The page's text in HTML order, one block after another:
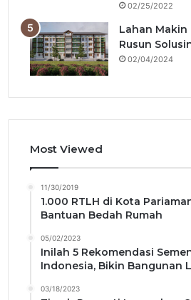
02/25/2022
Lahan Makin
Rusun
02/04/2024
Most Viewed
11/30/2019
1.000 RTLH di Kota
Bantuan Bedah Rumah
05/02/2023
Inilah 5 Rekomendasi
Indonesia, Bikin Bangunan
03/18/2023